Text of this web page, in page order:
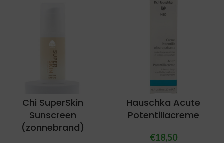
Chi SuperSkin
Sunscreen
(zonnebrand)
Hauschka Acute
Potentillacreme
€18,50